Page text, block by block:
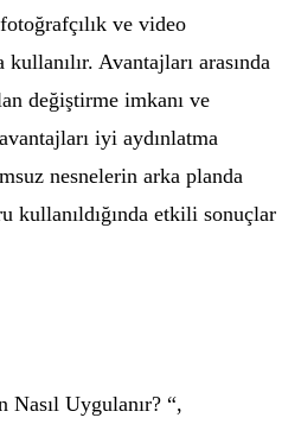
ve video
Avantajları arasında
değiştirme imkanı ve
iyi aydınlatma
nesnelerin arka planda
kullanıldığında etkili sonuçlar
Nasıl Uygulanır? “,